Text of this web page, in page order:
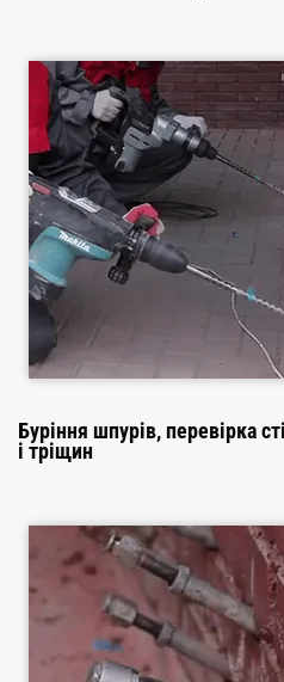
Буріння шпурів, перевірка
і тріщин